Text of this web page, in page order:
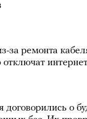
за ремонта
договорились о